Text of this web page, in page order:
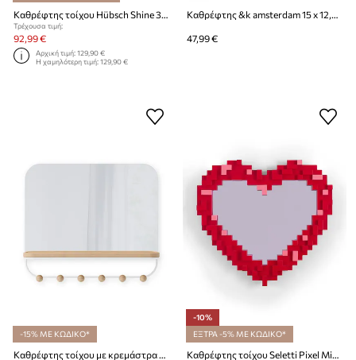
Καθρέφτης τοίχου Hübsch Shine 32 x 4 x 55 cm
Τρέχουσα τιμή:
92,99 €
Αρχική τιμή:129,90 €
Η χαμηλότερη τιμή:129,90 €
Καθρέφτης &k amsterdam 15 x 12,5 x 25 cm
47,99 €
-15% ΜΕ ΚΩΔΙΚΟ*
-10%
ΕΞΤΡΑ -5% ΜΕ ΚΩΔΙΚΟ*